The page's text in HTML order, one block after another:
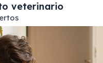
veterinario